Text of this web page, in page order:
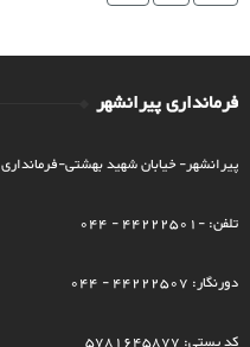
فرمانداری پیرانشهر
پیرانشهر- خیابان شهید بهشتی-
تلفن: -44222501 - 044
دورنگار: 44222507 - 044